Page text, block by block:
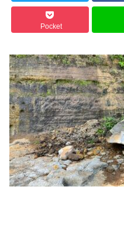
Pocket